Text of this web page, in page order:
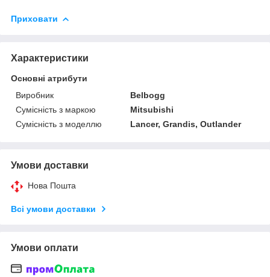
Приховати
Характеристики
Основні атрибути
Виробник
Belbogg
Сумісність з маркою
Mitsubishi
Сумісність з моделлю
Lancer, Grandis, Outlander
Умови доставки
Нова Пошта
Всі умови доставки
Умови оплати